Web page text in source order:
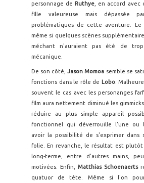
personnage de Ruthye, en accord avec
fille valeureuse mais dépassée
problématiques de cette aventure.
même si quelques scènes
méchant n'auraient pas été de
mécanique.
De son côté,Jason Momoa semble se
fonctions dans le rôle de Lobo.
souvent le cas avec les personanges
film aura nettement diminué les
réduire au plus simple appareil
fonctionnel qui déverrouille l'une ou
avoir la possibilité de s'exprimer dans
folie. En revanche, le résultat est
long-terme, entre d'autres mains,
motivées. Enfin, Matthias Schoenaerts
quatuor de tête. Même si l'on